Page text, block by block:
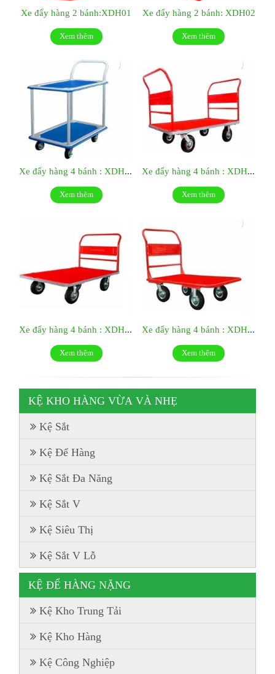
Xe đẩy hàng 2 bánh:XDH01
Xem thêm
Xe đẩy hàng 2 bánh: XDH02
Xem thêm
Xe đẩy hàng 4 bánh : XDH07
Xem thêm
Xe đẩy hàng 4 bánh : XDH08
Xem thêm
Xe đẩy hàng 4 bánh : XDH09
Xem thêm
Xe đẩy hàng 4 bánh : XDH10
Xem thêm
KỆ KHO HÀNG VỪA VÀ NHẸ
Kệ Sắt
Kệ Để Hàng
Kệ Sắt Đa Năng
Kệ Sắt V
Kệ Siêu Thị
Kệ Sắt V Lỗ
KỆ ĐỂ HÀNG NẶNG
Kệ Kho Trung Tải
Kệ Kho Hàng
Kệ Công Nghiệp